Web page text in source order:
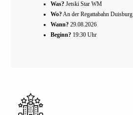
Was? Jetski Star WM
Wo?An der Regattabahn Duisburg
Wann? 29.08.2026
Beginn? 19:30 Uhr